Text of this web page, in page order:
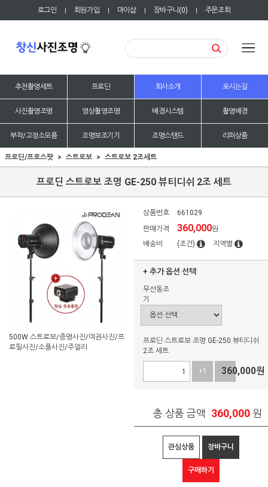
로그인 | 회원가입 | 마이샵 | 장바구니(0) | 주문조회
추천촬영세트 프로딘 회사소개 오시는길
사진촬영조명 영상촬영조명 배경시스템 촬영배경
부착/고정소모품 조명보조기기 조명스탠드 리퍼상품
프로딘/프로스팟 스트로보 스트로보 2조세트
프로딘 스트로보 조명 GE-250 뷰티디쉬 2조 세트
500W 스트로보/증명사진/여권사진/프
로필사진/소품사진/주얼리
상품번호
661029
판매가격
360,000원
배송비
(조건) 지역별
+ 추가 옵션 선택
무선동조
기
프로딘 스트로보 조명 GE-250 뷰티디쉬
2조 세트
+1 -1
360,000원
총 상품 금액 360,000 원
관심상품 장바구니
구매하기